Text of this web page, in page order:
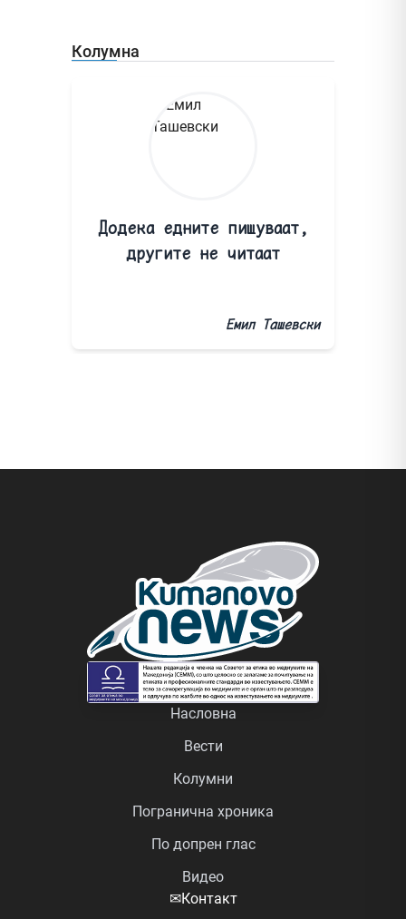
Колумна
Додека едните пишуваат,
другите не читаат
Емил Ташевски
Насловна
Вести
Колумни
Погранична хроника
По допрен глас
Видео
✉Контакт